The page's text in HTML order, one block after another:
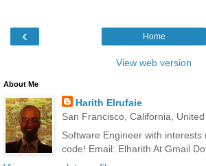
‹ Home
View web version
About Me
Harith Elrufaie
San Francisco, California,
Software Engineer with interests
code! Email: Elharith At Gmail